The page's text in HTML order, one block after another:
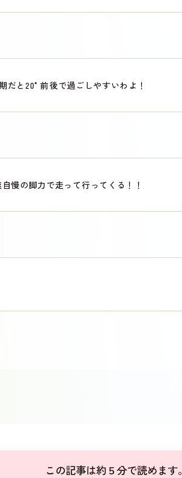
だと20°前後で過ごしやすいわよ！
慢の脚力で走って行ってくる！！
この記事は約５分で読めます。